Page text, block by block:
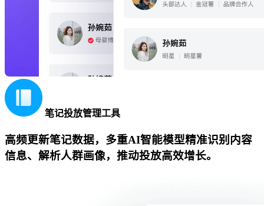
笔记投放管理工具
高频更新笔记数据，多重AI智能模型精准识别内容
信息、解析人群画像，推动投放高效增长。